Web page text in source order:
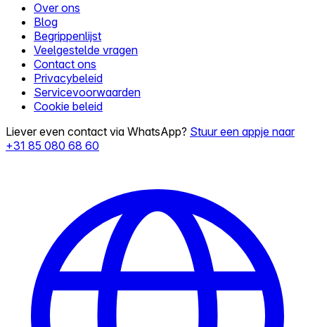
Over ons
Blog
Begrippenlijst
Veelgestelde vragen
Contact ons
Privacybeleid
Servicevoorwaarden
Cookie beleid
Liever even contact via WhatsApp? Stuur een appje naar
+31 85 080 68 60